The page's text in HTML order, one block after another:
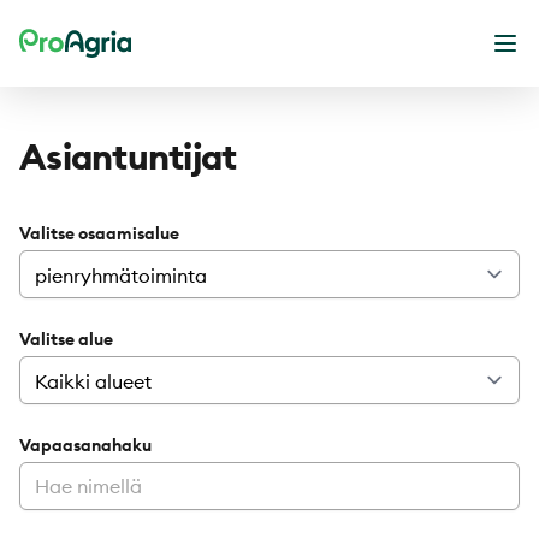
ProAgria
Asiantuntijat
Valitse osaamisalue
Valitse alue
Vapaasanahaku